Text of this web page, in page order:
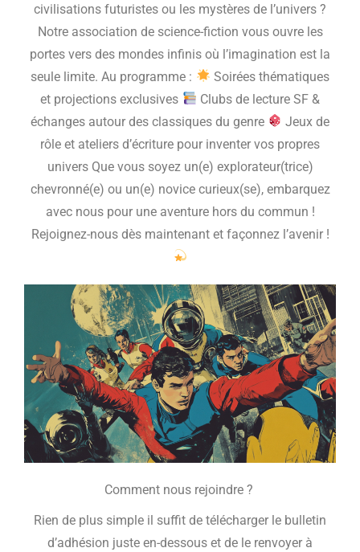
civilisations futuristes ou les mystères de l’univers ?
Notre association de science-fiction vous ouvre les
portes vers des mondes infinis où l’imagination est la
seule limite. Au programme :
Soirées thématiques
et projections exclusives
Clubs de lecture SF &
échanges autour des classiques du genre
Jeux de
rôle et ateliers d’écriture pour inventer vos propres
univers Que vous soyez un(e) explorateur(trice)
chevronné(e) ou un(e) novice curieux(se), embarquez
avec nous pour une aventure hors du commun !
Rejoignez-nous dès maintenant et façonnez l’avenir !
Comment nous rejoindre ?
Rien de plus simple il suffit de télécharger le bulletin
d’adhésion juste en-dessous et de le renvoyer à